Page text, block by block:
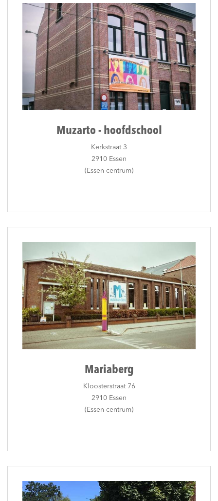
Muzarto - hoofdschool
Kerkstraat 3
2910 Essen
(Essen-centrum)
Mariaberg
Kloosterstraat 76
2910 Essen
(Essen-centrum)